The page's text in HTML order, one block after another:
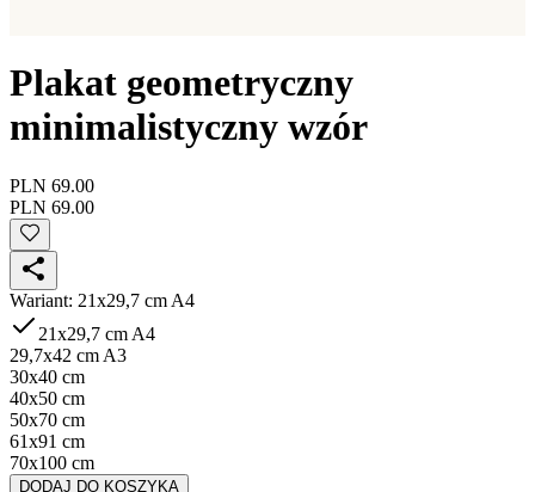
Plakat geometryczny
minimalistyczny wzór
PLN 69.00
PLN 69.00
Wariant: 21x29,7 cm A4
21x29,7 cm A4
29,7x42 cm A3
30x40 cm
40x50 cm
50x70 cm
61x91 cm
70x100 cm
DODAJ DO KOSZYKA